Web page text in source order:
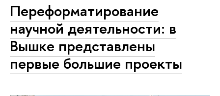
Переформатирование
научной деятельности: в
Вышке представлены
первые большие проекты